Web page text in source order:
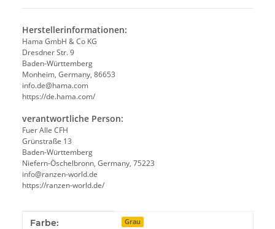
Herstellerinformationen:
Hama GmbH & Co KG
Dresdner Str. 9
Baden-Württemberg
Monheim, Germany, 86653
info.de@hama.com
https://de.hama.com/
verantwortliche Person:
Fuer Alle CFH
Grünstraße 13
Baden-Württemberg
Niefern-Öschelbronn, Germany, 75223
info@ranzen-world.de
https://ranzen-world.de/
Produkteigenschaft
Wert
Farbe: Grau